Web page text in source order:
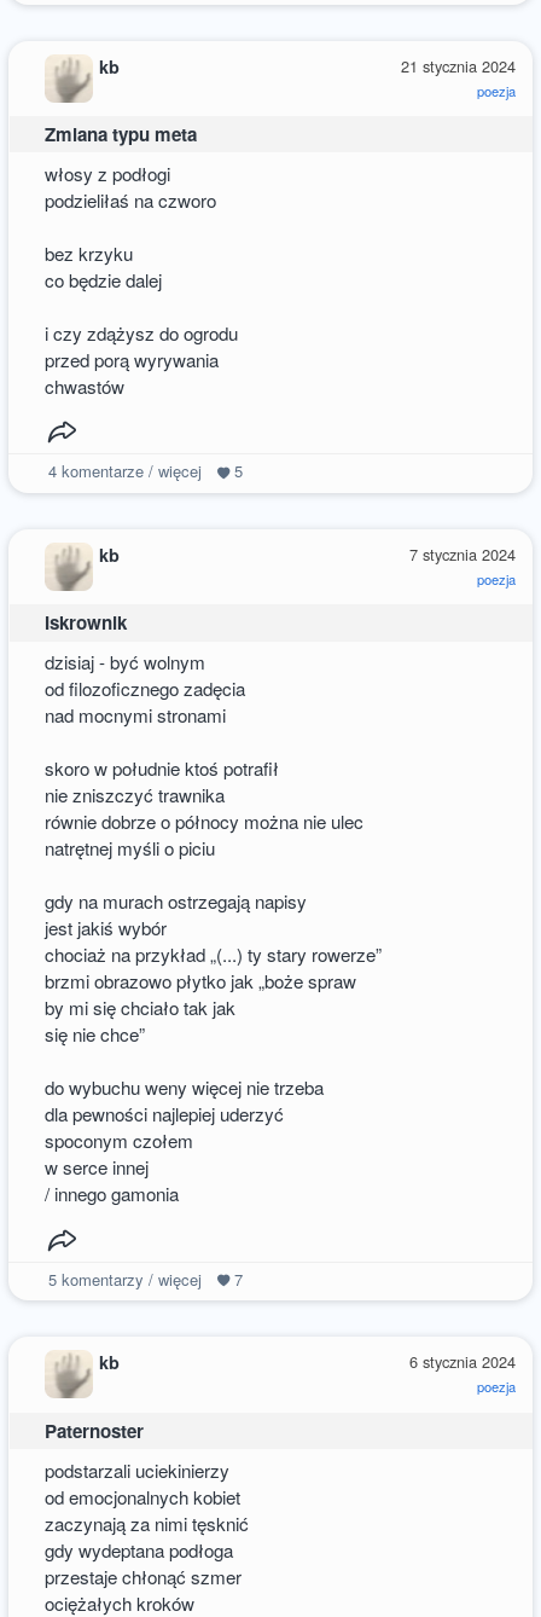
21 stycznia 2024
poezja
kb
Zmiana typu meta
włosy z podłogi
podzieliłaś na czworo
bez krzyku
co będzie dalej
i czy zdążysz do ogrodu
przed porą wyrywania
chwastów
4komentarze / więcej 5
7 stycznia 2024
poezja
kb
Iskrownik
dzisiaj - być wolnym
od filozoficznego zadęcia
nad mocnymi stronami
skoro w południe ktoś potrafił
nie zniszczyć trawnika
równie dobrze o północy można nie ulec
natrętnej myśli o piciu
gdy na murach ostrzegają napisy
jest jakiś wybór
chociaż na przykład „(...) ty stary rowerze”
brzmi obrazowo płytko jak „boże spraw
by mi się chciało tak jak
się nie chce”
do wybuchu weny więcej nie trzeba
dla pewności najlepiej uderzyć
spoconym czołem
w serce innej
/ innego gamonia
5komentarzy / więcej 7
6 stycznia 2024
poezja
kb
Paternoster
podstarzali uciekinierzy
od emocjonalnych kobiet
zaczynają za nimi tęsknić
gdy wydeptana podłoga
przestaje chłonąć szmer
ociężałych kroków